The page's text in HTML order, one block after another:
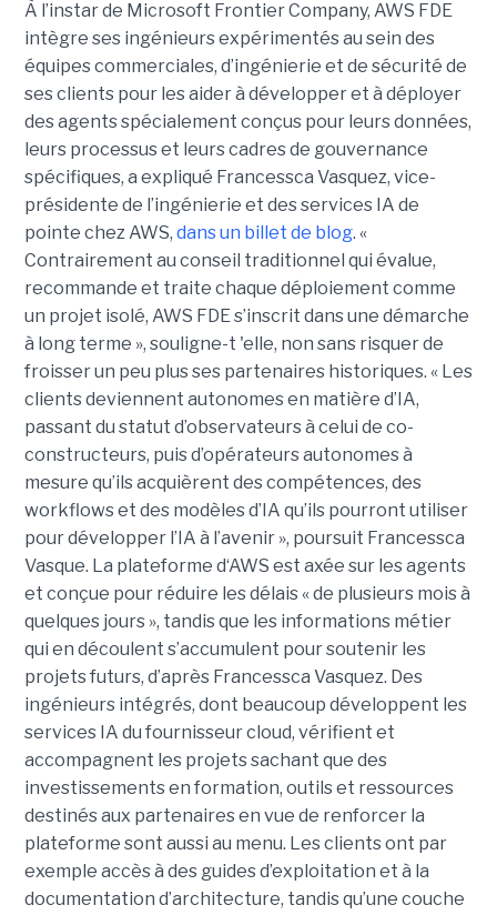
À l’instar de Microsoft Frontier Company, AWS FDE
intègre ses ingénieurs expérimentés au sein des
équipes commerciales, d’ingénierie et de sécurité de
ses clients pour les aider à développer et à déployer
des agents spécialement conçus pour leurs données,
leurs processus et leurs cadres de gouvernance
spécifiques, a expliqué Francessca Vasquez, vice-
présidente de l’ingénierie et des services IA de
pointe chez AWS, dans un billet de blog. «
Contrairement au conseil traditionnel qui évalue,
recommande et traite chaque déploiement comme
un projet isolé, AWS FDE s’inscrit dans une démarche
à long terme », souligne-t 'elle, non sans risquer de
froisser un peu plus ses partenaires historiques. « Les
clients deviennent autonomes en matière d’IA,
passant du statut d’observateurs à celui de co-
constructeurs, puis d’opérateurs autonomes à
mesure qu’ils acquièrent des compétences, des
workflows et des modèles d’IA qu’ils pourront utiliser
pour développer l’IA à l’avenir », poursuit Francessca
Vasque. La plateforme d‘AWS est axée sur les agents
et conçue pour réduire les délais « de plusieurs mois à
quelques jours », tandis que les informations métier
qui en découlent s’accumulent pour soutenir les
projets futurs, d’après Francessca Vasquez. Des
ingénieurs intégrés, dont beaucoup développent les
services IA du fournisseur cloud, vérifient et
accompagnent les projets sachant que des
investissements en formation, outils et ressources
destinés aux partenaires en vue de renforcer la
plateforme sont aussi au menu. Les clients ont par
exemple accès à des guides d’exploitation et à la
documentation d’architecture, tandis qu’une couche